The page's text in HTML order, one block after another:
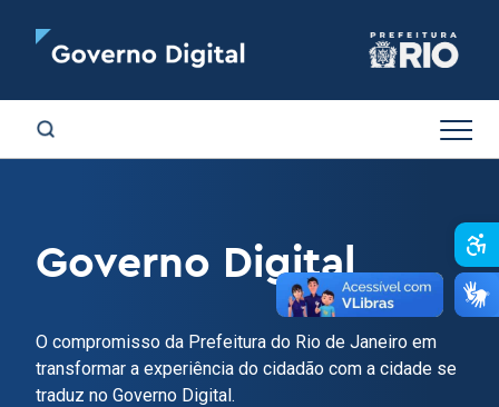
Governo Digital
O compromisso da Prefeitura do Rio de Janeiro em
transformar a experiência do cidadão com a cidade se
traduz no Governo Digital.